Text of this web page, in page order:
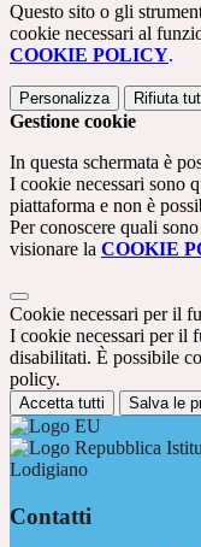
Questo sito o gli
cookie necessari al
COOKIE POLICY.
Personalizza Rifiuta
Gestione cookie
In questa schermata è
I cookie necessari sono
piattaforma e non è
Per conoscere quali
visionare la COOKIE
Cookie necessari per il
I cookie necessari per il
disabilitati. È possibile
policy.
Accetta tutti Salva le
Lodigiano
Contatti